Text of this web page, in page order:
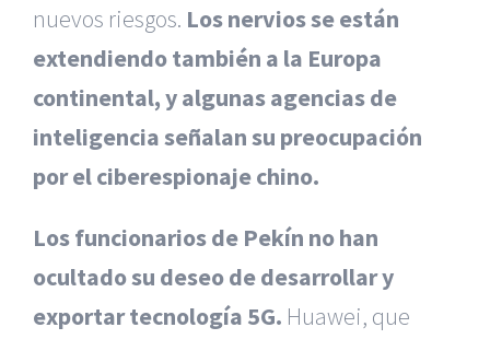
nuevos riesgos. Los nervios se están
extendiendo también a la Europa
continental, y algunas agencias de
inteligencia señalan su preocupación
por el ciberespionaje chino.
Los funcionarios de Pekín no han
ocultado su deseo de desarrollar y
exportar tecnología 5G. Huawei, que